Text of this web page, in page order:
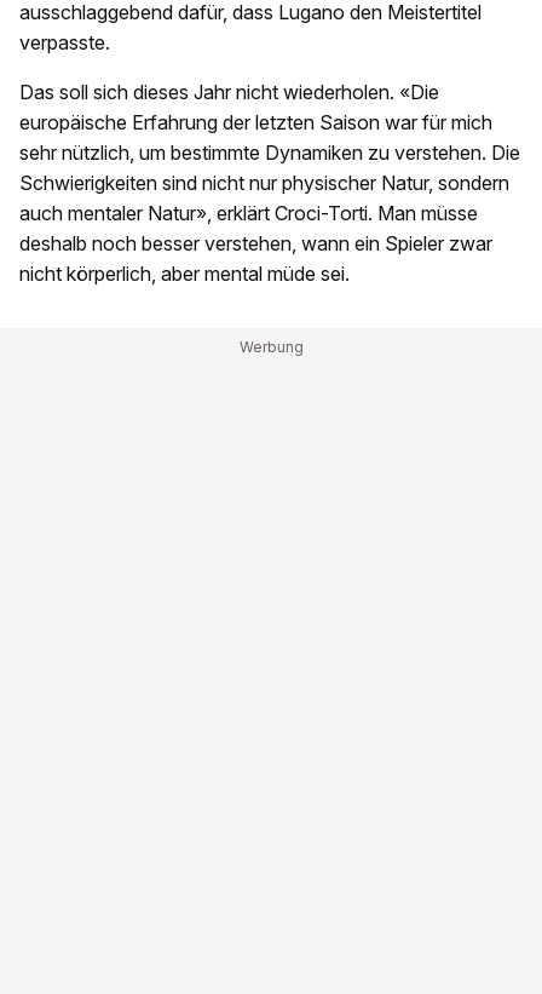
ausschlaggebend dafür, dass Lugano den Meistertitel
verpasste.
Das soll sich dieses Jahr nicht wiederholen. «Die
europäische Erfahrung der letzten Saison war für mich
sehr nützlich, um bestimmte Dynamiken zu verstehen. Die
Schwierigkeiten sind nicht nur physischer Natur, sondern
auch mentaler Natur», erklärt Croci-Torti. Man müsse
deshalb noch besser verstehen, wann ein Spieler zwar
nicht körperlich, aber mental müde sei.